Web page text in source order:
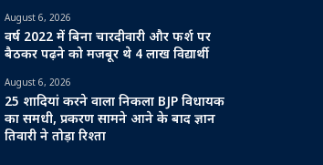
August 6, 2026
वर्ष 2022 में बिना चारदीवारी और फर्श पर
बैठकर पढ़ने को मजबूर थे 4 लाख विद्यार्थी
August 6, 2026
25 शादियां करने वाला निकला BJP विधायक
का समधी, प्रकरण सामने आने के बाद ज्ञान
तिवारी ने तोड़ा रिश्ता